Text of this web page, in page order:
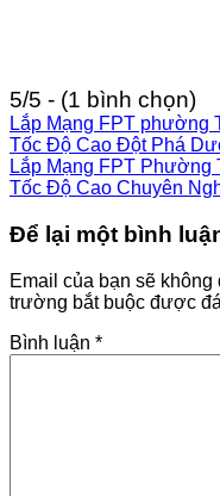
5/5 - (1 bình chọn)
Lắp Mạng FPT phường
Tốc Độ Cao Đột Phá
Lắp Mạng FPT Phường
Tốc Độ Cao Chuyên
Để lại một bình
Email của bạn sẽ
trường bắt buộc được
Bình luận *